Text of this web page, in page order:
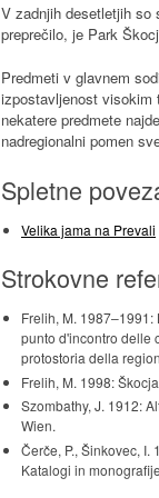
V zadnjih desetletjih so
preprečilo, je Park
Predmeti v glavnem
izpostavljenost visokim
nekatere predmete
nadregionalni pomen
Spletne
Velika jama na Prevali
Strokovne
Frelih, M.
punto d'incontro delle
protostoria della
Frelih, M. 1998:
Szombathy, J. 1912:
Wien.
Čerče, P., Šinkovec,
Katalogi in